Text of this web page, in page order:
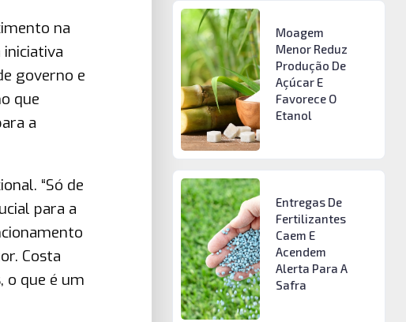
na
governo e
que
a
“Só de
para a
Costa
o que é um
Moagem
Menor Reduz
Produção De
Açúcar E
Favorece O
Etanol
Entregas De
Fertilizantes
Caem E
Acendem
Alerta Para A
Safra